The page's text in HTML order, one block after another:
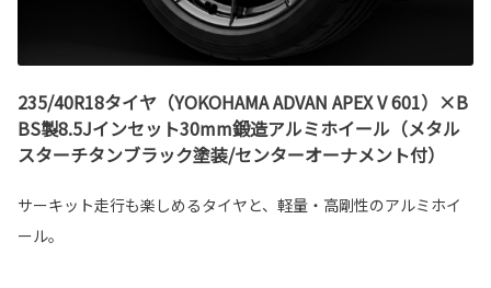
235/40R18タイヤ（YOKOHAMA ADVAN APEX V 601）×B
BS製8.5Jインセット30mm鍛造アルミホイール（メタル
スターチタンブラック塗装/センターオーナメント付）
サーキット走行も楽しめるタイヤと、軽量・高剛性のアルミホイ
ール。